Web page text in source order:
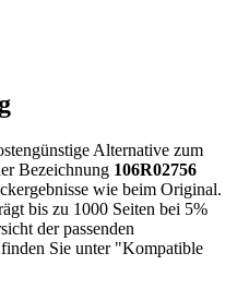
Alternative zum
Bezeichnung 106R02756
wie beim Original.
bis zu 1000 Seiten bei 5%
der passenden
Sie unter "Kompatible